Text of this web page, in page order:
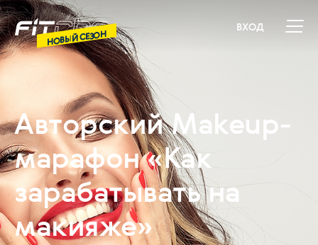
Авторский Makeup-
марафон «Как
зарабатывать на
макияже»
НОВЫЙ СЕЗОН
ВХОД